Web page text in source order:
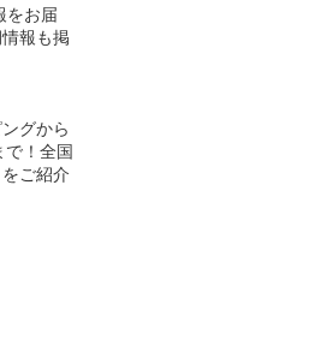
をお届
報も掲
グから
！全国
ご紹介